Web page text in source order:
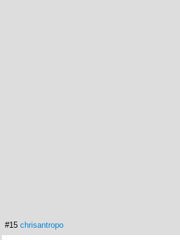
#15 chrisantropo